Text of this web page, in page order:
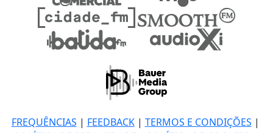
FREQUÊNCIAS | FEEDBACK| TERMOS E CONDIÇÕES |